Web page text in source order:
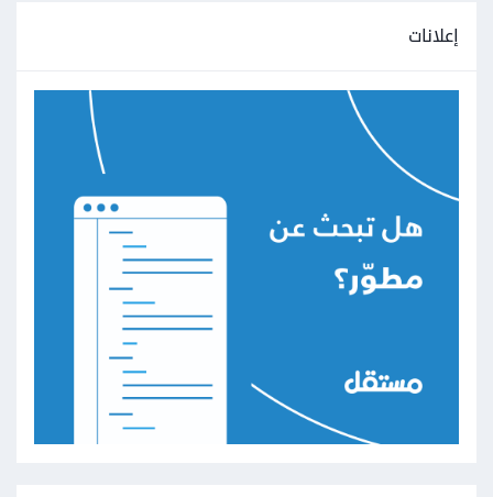
إعلانات